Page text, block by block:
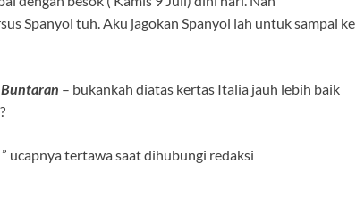
Spanyol tuh. Aku jagokan Spanyol lah untuk sampai ke
– bukankah diatas kertas Italia jauh lebih baik
ucapnya tertawa saat dihubungi redaksi